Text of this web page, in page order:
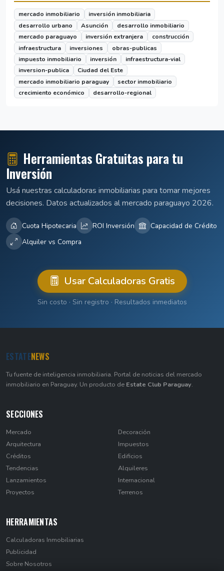
mercado inmobiliario
inversión inmobiliaria
desarrollo urbano
Asunción
desarrollo inmobiliario
mercado paraguayo
inversión extranjera
construcción
infraestructura
inversiones
obras-publicas
impuesto inmobiliario
inversión
infraestructura-vial
inversion-publica
Ciudad del Este
mercado inmobiliario paraguay
sector inmobiliario
crecimiento económico
desarrollo-regional
Herramientas Gratuitas para tu
Inversión
Usá nuestras calculadoras inmobiliarias para tomar mejores
decisiones. Datos actualizados al mercado paraguayo 2026.
Cuota Hipotecaria ROI Inversión
Capacidad de Crédito
Alquiler vs Compra
Usar Calculadoras Gratis
Sin costo · Sin registro · Resultados inmediatos
ESTATENEWS
Tu fuente de inteligencia inmobiliaria. Portal de noticias del mercado
inmobiliario en Paraguay. Un producto de Estate Club Paraguay.
SECCIONES
Mercado
Arquitectura
Créditos
Tendencias
Lanzamientos
Proyectos
Decoración
Impuestos
Edificios
Alquileres
Internacional
Terrenos
HERRAMIENTAS
Calculadoras Inmobiliarias
Publicidad
Sobre Nosotros